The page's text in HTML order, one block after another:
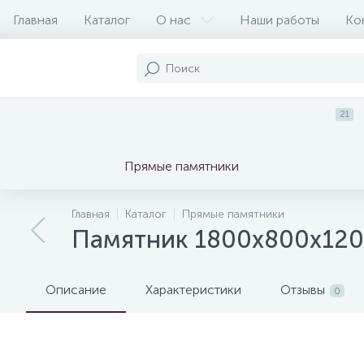
Главная Каталог О нас Наши работы
Прямые памятники
21
Главная Каталог Прямые памятники
Памятник
Описание Характеристики Отзывы 0